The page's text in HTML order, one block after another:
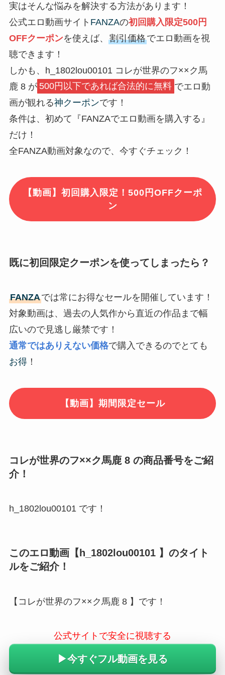
実はそんな悩みを解決する方法があります！
公式エロ動画サイト FANZAの初回購入限定500円
OFFクーポンを使えば、 割引価格でエロ動画を視
聴できます！
しかも、h_1802lou00101 コレが世界のフ××ク馬
鹿 8 が 500円以下であれば合法的に無料 でエロ動
画が観れる神クーポンです！
条件は、初めて『FANZAでエロ動画を購入する』
だけ！
全FANZA動画対象なので、今すぐチェック！
【動画】初回購入限定！500円OFFクーポ
ン
既に初回限定クーポンを使ってしまったら？
FANZAでは常にお得なセールを開催しています！
対象動画は、過去の人気作から直近の作品まで幅
広いので見逃し厳禁です！
通常ではありえない価格で購入できるのでとても
お得！
【動画】期間限定セール
コレが世界のフ××ク馬鹿 8 の商品番号をご紹
介！
h_1802lou00101 です！
このエロ動画【h_1802lou00101 】のタイト
ルをご紹介！
【コレが世界のフ××ク馬鹿 8 】です！
公式サイトで安全に視聴する
▶︎今すぐフル動画を見る